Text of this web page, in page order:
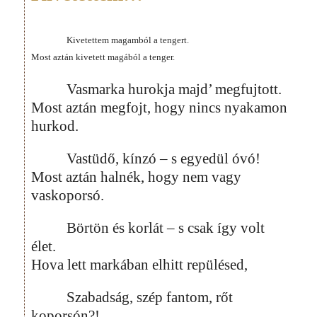
Kivetettem magamból a tengert.
Most aztán kivetett magából a tenger.
Vasmarka hurokja majd’ megfujtott.
Most aztán megfojt, hogy nincs nyakamon
hurkod.
Vastüdő, kínzó – s egyedül óvó!
Most aztán halnék, hogy nem vagy
vaskoporsó.
Börtön és korlát – s csak így volt
élet.
Hova lett markában elhitt repülésed,
Szabadság, szép fantom, rőt